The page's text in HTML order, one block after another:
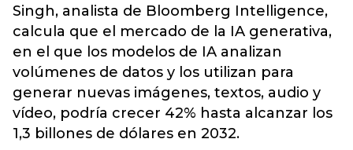
Singh, analista de Bloomberg Intelligence,
calcula que el mercado de la IA generativa,
en el que los modelos de IA analizan
volúmenes de datos y los utilizan para
generar nuevas imágenes, textos, audio y
vídeo, podría crecer 42% hasta alcanzar los
1,3 billones de dólares en 2032.